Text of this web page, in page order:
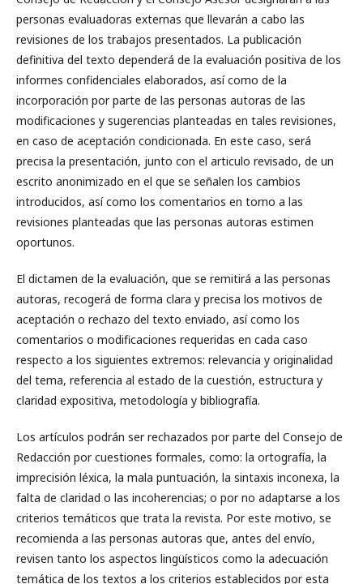
personas evaluadoras externas que llevarán a cabo las
revisiones de los trabajos presentados. La publicación
definitiva del texto dependerá de la evaluación positiva de los
informes confidenciales elaborados, así como de la
incorporación por parte de las personas autoras de las
modificaciones y sugerencias planteadas en tales revisiones,
en caso de aceptación condicionada. En este caso, será
precisa la presentación, junto con el articulo revisado, de un
escrito anonimizado en el que se señalen los cambios
introducidos, así como los comentarios en torno a las
revisiones planteadas que las personas autoras estimen
oportunos.
El dictamen de la evaluación, que se remitirá a las personas
autoras, recogerá de forma clara y precisa los motivos de
aceptación o rechazo del texto enviado, así como los
comentarios o modificaciones requeridas en cada caso
respecto a los siguientes extremos: relevancia y originalidad
del tema, referencia al estado de la cuestión, estructura y
claridad expositiva, metodología y bibliografía.
Los artículos podrán ser rechazados por parte del Consejo de
Redacción por cuestiones formales, como: la ortografía, la
imprecisión léxica, la mala puntuación, la sintaxis inconexa, la
falta de claridad o las incoherencias; o por no adaptarse a los
criterios temáticos que trata la revista. Por este motivo, se
recomienda a las personas autoras que, antes del envío,
revisen tanto los aspectos lingüísticos como la adecuación
temática de los textos a los criterios establecidos por esta